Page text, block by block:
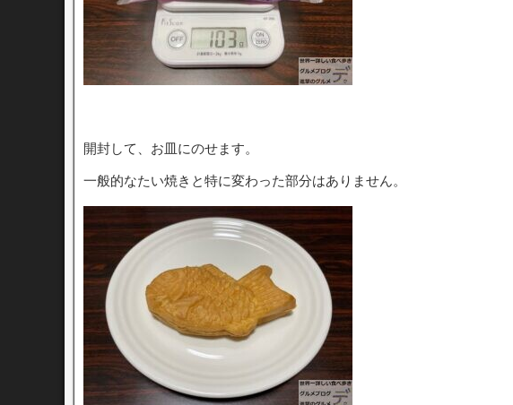
開封して、お皿にのせます。
一般的なたい焼きと特に変わった部分はありません。